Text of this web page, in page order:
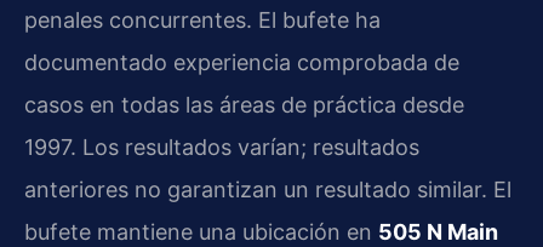
penales concurrentes. El bufete ha
documentado experiencia comprobada de
casos en todas las áreas de práctica desde
1997. Los resultados varían; resultados
anteriores no garantizan un resultado similar. El
bufete mantiene una ubicación en 505 N Main